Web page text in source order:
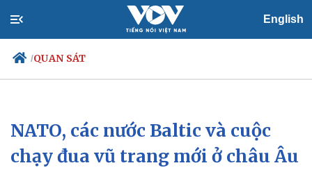
English
/QUAN SÁT
Chính trị
Đảng
Tổ chức nhân sự
Xã hội
Tin 24h
Dự báo thời tiết
NATO, các nước Baltic và cuộc
chạy đua vũ trang mới ở châu Âu